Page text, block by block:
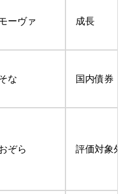
ーヴァ 成長
な 国内債券
ぞら 評価対象